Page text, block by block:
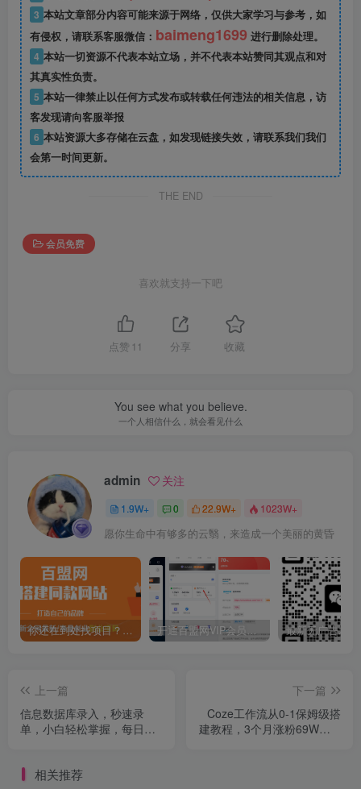
3 本站文章部分内容可能来源于网络，仅供大家学习与参考，如
有侵权，请联系客服微信： baimeng1699 进行删除处理。
4 本站一切资源不代表本站立场，并不代表本站赞同其观点和对
其真实性负责。
5 本站一律禁止以任何方式发布或转载任何违法的相关信息，访
客发现请向客服举报
6 本站资源大多存储在云盘，如发现链接失效，请联系我们我们
会第一时间更新。
THE END
会员免费
喜欢就支持一下吧
点赞 11 分享 收藏
You see what you believe.
一个人相信什么，就会看见什么
admin 关注
1.9W+ 0 22.9W+ 1023W+
愿你生命中有够多的云翳，来造成一个美丽的黄昏
你还在到处找项目？还在当韭菜？我靠卖项目一个月收入5万+，曾经我也是个失败者。 开通百盟网VIP会员，尊享全站资源免费下载，享70%的推广提成！！【限时五折优惠】
上一篇
信息数据库录入，秒速录
单，小白轻松掌握，每日收
下一篇
Coze工作流从0-1保姆级搭
建教程，3个月涨粉69W，AI
相关推荐